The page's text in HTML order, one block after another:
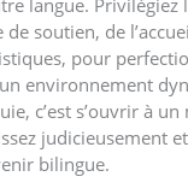
de soutien, de
pour
environnement
c’est s’ouvrir à
judicieusement
bilingue.